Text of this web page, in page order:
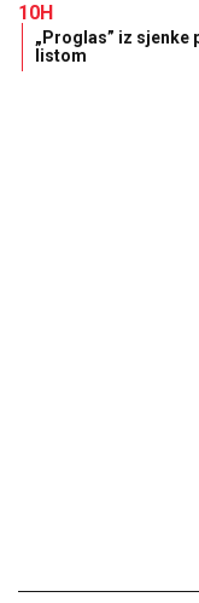
10H
„Proglas” iz
listom